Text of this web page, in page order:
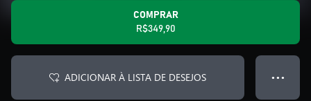
COMPRAR
R$349,90
ADICIONAR À LISTA DE DESEJOS ● ● ●